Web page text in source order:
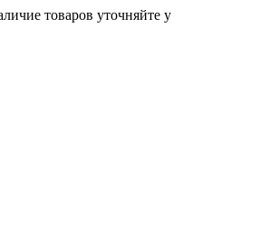
товаров уточняйте у